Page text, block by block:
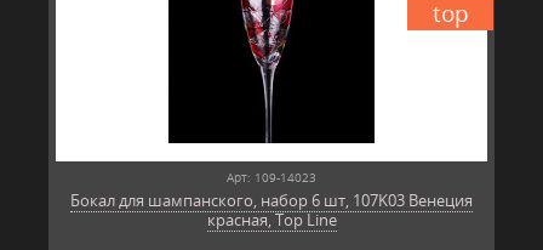
top
Арт: 109-14023
Бокал для шампанского, набор 6 шт, 107K03 Венеция
красная, Top Line